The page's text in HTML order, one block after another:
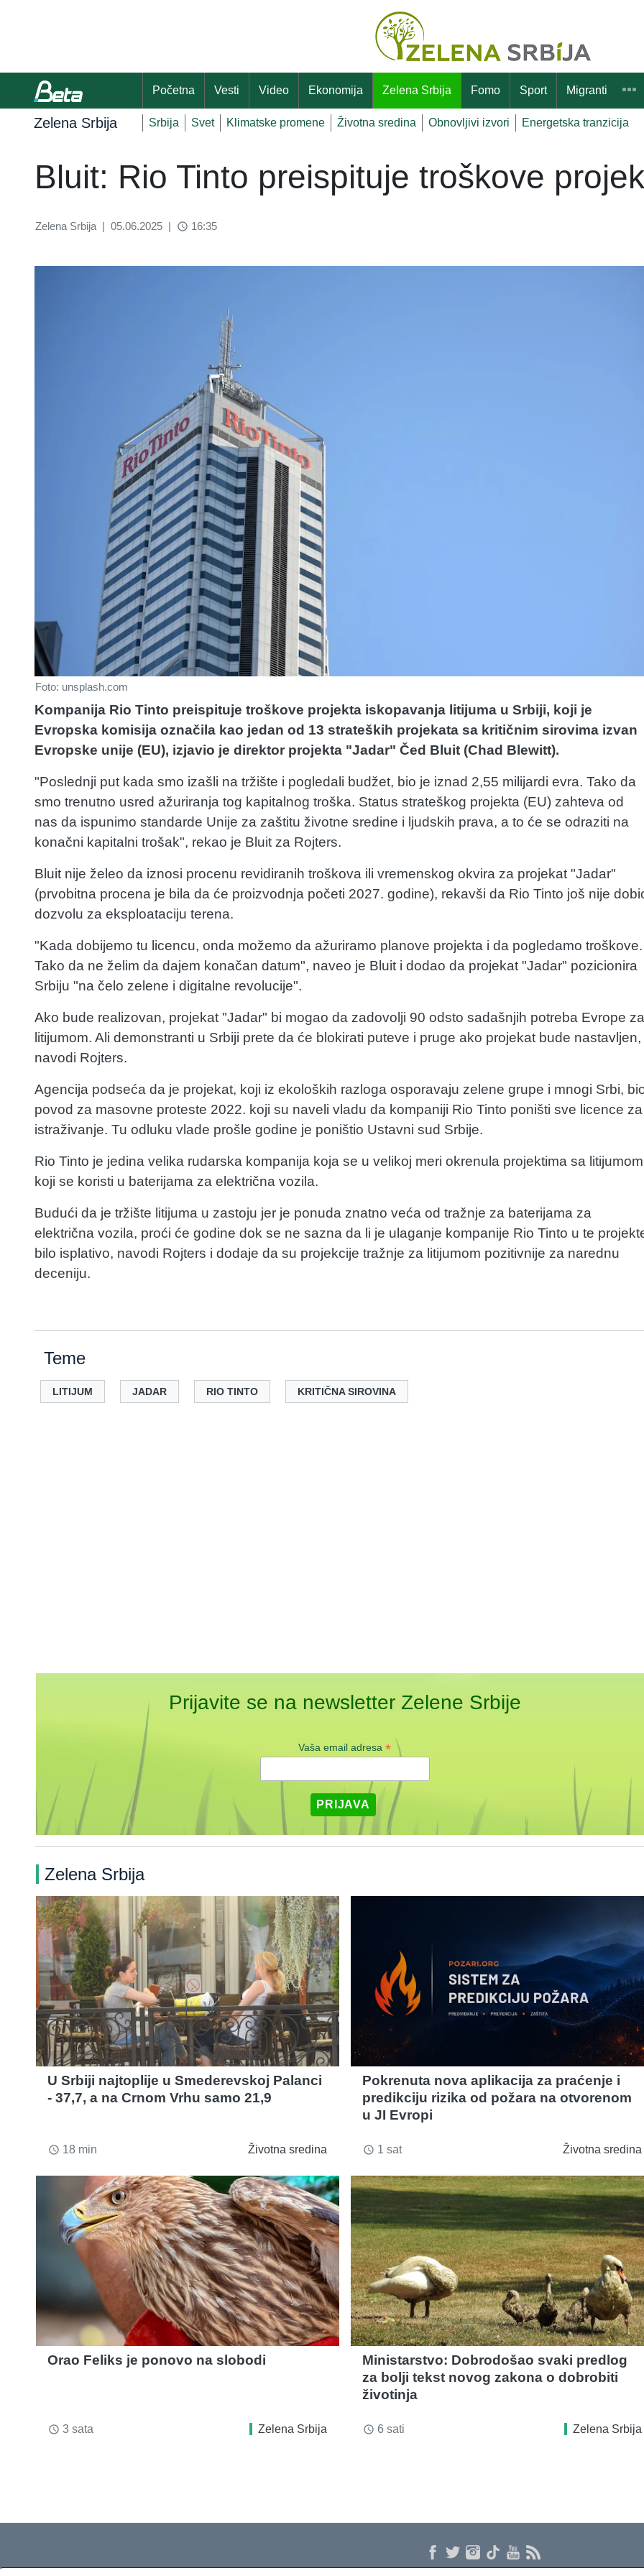
Početna Vesti Video Ekonomija Zelena Srbija Fomo Sport Migranti
Zelena Srbija Srbija Svet Klimatske promene Životna sredina Obnovljivi izvori Energetska tranzicija
Bluit: Rio Tinto preispituje troškove
Zelena Srbija | 05.06.2025 | access_time 16:35
Foto: unsplash.com
Kompanija Rio Tinto preispituje troškove projekta iskopavanja litijuma u Srbiji, koji je
Evropska komisija označila kao jedan od 13 strateških projekata sa kritičnim sirovima izvan
Evropske unije (EU), izjavio je direktor projekta "Jadar" Čed Bluit (Chad Blewitt).
"Poslednji put kada smo izašli na tržište i pogledali budžet, bio je iznad 2,55 milijardi evra. Tako da
smo trenutno usred ažuriranja tog kapitalnog troška. Status strateškog projekta (EU) zahteva od
nas da ispunimo standarde Unije za zaštitu životne sredine i ljudskih prava, a to će se odraziti na
konačni kapitalni trošak", rekao je Bluit za Rojters.
Bluit nije želeo da iznosi procenu revidiranih troškova ili vremenskog okvira za projekat "Jadar"
(prvobitna procena je bila da će proizvodnja početi 2027. godine), rekavši da Rio Tinto još nije
dozvolu za eksploataciju terena.
"Kada dobijemo tu licencu, onda možemo da ažuriramo planove projekta i da pogledamo troškove.
Tako da ne želim da dajem konačan datum", naveo je Bluit i dodao da projekat "Jadar" pozicionira
Srbiju "na čelo zelene i digitalne revolucije".
Ako bude realizovan, projekat "Jadar" bi mogao da zadovolji 90 odsto sadašnjih potreba Evrope za
litijumom. Ali demonstranti u Srbiji prete da će blokirati puteve i pruge ako projekat bude nastavljen,
navodi Rojters.
Agencija podseća da je projekat, koji iz ekoloških razloga osporavaju zelene grupe i mnogi Srbi,
povod za masovne proteste 2022. koji su naveli vladu da kompaniji Rio Tinto poništi sve licence za
istraživanje. Tu odluku vlade prošle godine je poništio Ustavni sud Srbije.
Rio Tinto je jedina velika rudarska kompanija koja se u velikoj meri okrenula projektima sa
koji se koristi u baterijama za električna vozila.
Budući da je tržište litijuma u ​​zastoju jer je ponuda znatno veća od tražnje za baterijama za
električna vozila, proći će godine dok se ne sazna da li je ulaganje kompanije Rio Tinto u te
bilo isplativo, navodi Rojters i dodaje da su projekcije tražnje za litijumom pozitivnije za narednu
deceniju.
Teme
LITIJUM JADAR RIO TINTO KRITIČNA SIROVINA
Prijavite se na newsletter Zelene Srbije
Vaša email adresa*
Zelena Srbija
U Srbiji najtoplije u Smederevskoj Palanci
- 37,7, a na Crnom Vrhu samo 21,9
access_time 18 min Životna sredina
Pokrenuta nova aplikacija za praćenje i
predikciju rizika od požara na otvorenom
u JI Evropi
access_time 1 sat Životna sredina
Orao Feliks je ponovo na slobodi
access_time 3 sata Zelena Srbija
Ministarstvo: Dobrodošao svaki predlog
za bolji tekst novog zakona o dobrobiti
životinja
access_time 6 sati Zelena Srbija